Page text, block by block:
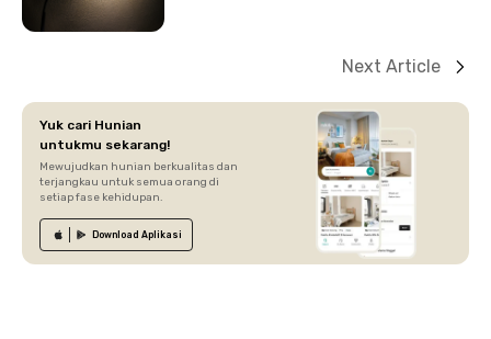
Next Article
Yuk cari Hunian
untukmu sekarang!
Mewujudkan hunian berkualitas dan
terjangkau untuk semua orang di
setiap fase kehidupan.
Download Aplikasi